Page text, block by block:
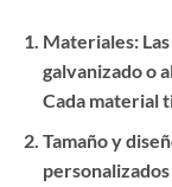
Materiales:
galvanizado o
Cada material
Tamaño y